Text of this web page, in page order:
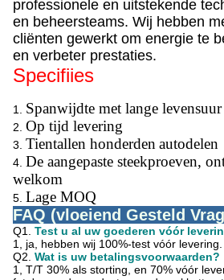
professionele en uitstekende
en beheersteams. Wij hebben
cliënten gewerkt om energie te
en verbeter prestaties.
Specifiies
1. Spanwijdte met lange levensuur
2. Op tijd levering
3. Tientallen honderden autodelen
4. De aangepaste steekproeven,
welkom
5. Lage MOQ
FAQ (vloeiend Gesteld
Q1. Test u al uw goederen vóór
1, ja, hebben wij 100%-test vóór levering.
Q2. Wat is uw betalingsvoorwaarden?
1, T/T 30% als storting, en 70% vóór